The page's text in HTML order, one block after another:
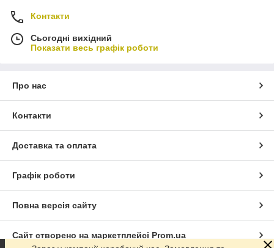
Контакти
Сьогодні вихідний
Показати весь графік роботи
Про нас
Контакти
Доставка та оплата
Графік роботи
Повна версія сайту
Сайт створено на маркетплейсі Prom.ua